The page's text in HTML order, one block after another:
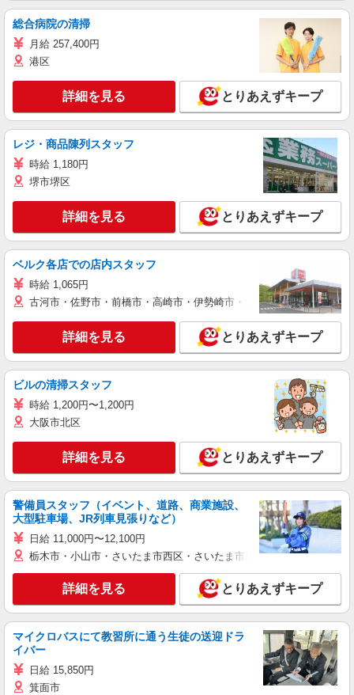
総合病院の清掃
月給 257,400円
港区
詳細を見る とりあえずキープ
レジ・商品陳列スタッフ
時給 1,180円
堺市堺区
詳細を見る とりあえずキープ
ベルク各店での店内スタッフ
時給 1,065円
古河市・佐野市・前橋市・高崎市・伊勢崎市・太田市・館林市・藤
詳細を見る とりあえずキープ
ビルの清掃スタッフ
時給 1,200円〜1,200円
大阪市北区
詳細を見る とりあえずキープ
警備員スタッフ（イベント、道路、商業施設、
大型駐車場、JR列車見張りなど）
日給 11,000円〜12,100円
栃木市・小山市・さいたま市西区・さいたま市岩槻区・久喜市・蓮田
詳細を見る とりあえずキープ
マイクロバスにて教習所に通う生徒の送迎ドラ
イバー
日給 15,850円
箕面市